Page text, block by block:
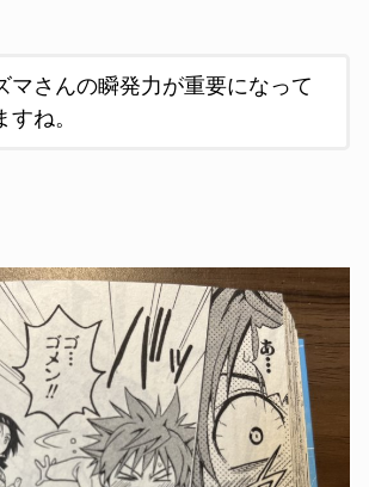
マさんの瞬発力が重要になって
すね。